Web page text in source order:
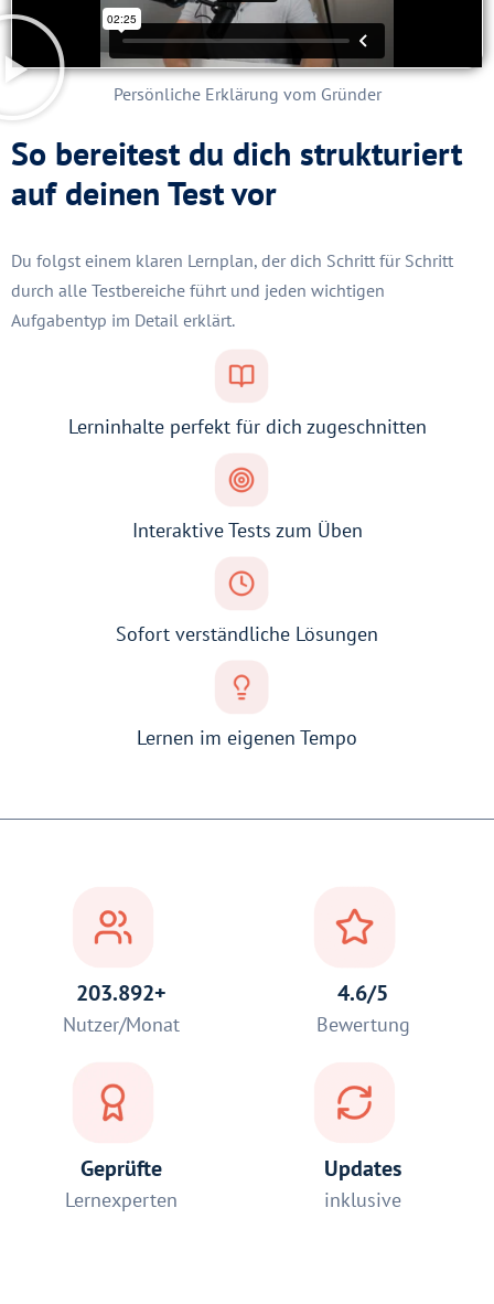
Persönliche Erklärung vom Gründer
So bereitest du dich strukturiert
auf deinen Test vor
Du folgst einem klaren Lernplan, der dich Schritt für Schritt
durch alle Testbereiche führt und jeden wichtigen
Aufgabentyp im Detail erklärt.
Lerninhalte perfekt für dich zugeschnitten
Interaktive Tests zum Üben
Sofort verständliche Lösungen
Lernen im eigenen Tempo
203.892+
Nutzer/Monat
4.6/5
Bewertung
Geprüfte
Lernexperten
Updates
inklusive